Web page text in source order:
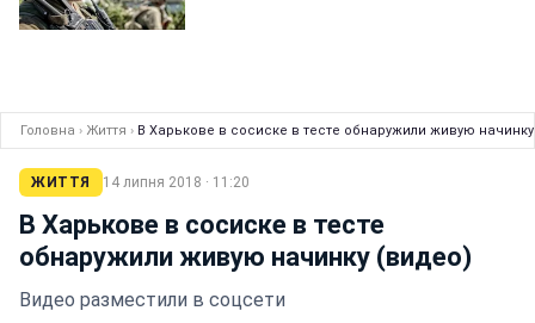
Головна › Життя › В Харькове в сосиске в тесте обнаружили живую
ЖИТТЯ 14 липня 2018 · 11:20
В Харькове в сосиске в тесте
обнаружили живую начинку (видео)
Видео разместили в соцсети